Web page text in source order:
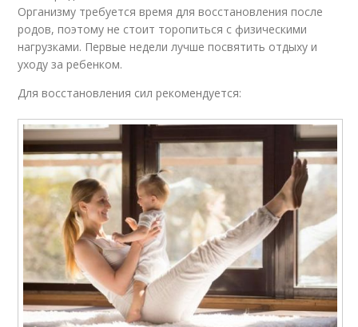
Организму требуется время для восстановления после
родов, поэтому не стоит торопиться с физическими
нагрузками. Первые недели лучше посвятить отдыху и
уходу за ребенком.
Для восстановления сил рекомендуется: